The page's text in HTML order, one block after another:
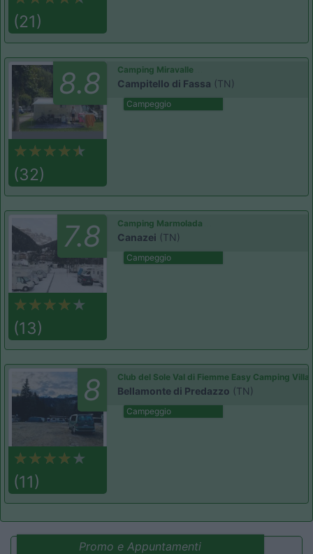
(21)
8.8
(32)
Camping Miravalle
Campitello di Fassa (TN)
Campeggio
7.8
(13)
Camping Marmolada
Canazei (TN)
Campeggio
8
(11)
Club del Sole Val di Fiemme Easy Camping
Bellamonte di Predazzo (TN)
Campeggio
Promo e Appuntamenti